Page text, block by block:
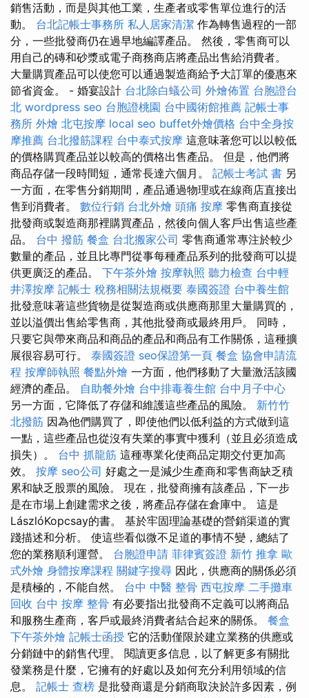
銷售活動，而是與其他工業，生產者或零售單位進行的活
動。 台北記帳士事務所 私人居家清潔 作為轉售過程的一部
分，一些批發商仍在過早地編譯產品。 然後，零售商可以
用自己的磚和砂漿或電子商務商店將產品出售給消費者。
大量購買產品可以使您可以通過製造商給予大訂單的優惠來
節省資金。 - 婚宴設計 台北除白蟻公司 外燴佈置 台胞證台
北 wordpress seo 台胞證桃園 台中國術館推薦 記帳士事
務所 外燴 北屯按摩 local seo buffet外燴價格 台中全身按
摩推薦 台北撥筋課程 台中泰式按摩 這意味著您可以以較低
的價格購買產品並以較高的價格出售產品。 但是，他們將
商品存儲一段時間短，通常長達六個月。 記帳士考試 書 另
一方面，在零售分銷期間，產品通過物理或在線商店直接出
售到消費者。 數位行銷 台北外燴 頭痛 按摩 零售商直接從
批發商或製造商那裡購買產品，然後向個人客戶出售這些產
品。 台中 撥筋 餐盒 台北搬家公司 零售商通常專注於較少
數量的產品，並且比專門從事每種產品系列的批發商可以提
供更廣泛的產品。 下午茶外燴 按摩執照 聽力檢查 台中輕
井澤按摩 記帳士 稅務相關法規概要 泰國簽證 台中養生館
批發意味著這些貨物是從製造商或供應商那里大量購買的，
並以溢價出售給零售商，其他批發商或最終用戶。 同時，
只要它與帶來商品和商品的產品和商品有工作關係，這種擴
展很容易可行。 泰國簽證 seo保證第一頁 餐盒 協會申請流
程 按摩師執照 餐點外燴 一方面，他們移動了大量激活該國
經濟的產品。 自助餐外燴 台中排毒養生館 台中月子中心
另一方面，它降低了存儲和維護這些產品的風險。 新竹竹
北撥筋 因為他們購買了，即使他們以低利益的方式做到這
一點，這些產品也從沒有失業的事實中獲利（並且必須造成
損失）。 台中 抓龍筋 這種專業化使商品定期交付更加高
效。 按摩 seo公司 好處之一是減少生產商和零售商缺乏積
累和缺乏股票的風險。 現在，批發商擁有該產品，下一步
是在市場上創建需求之後，將產品存儲在倉庫中。 這是
LászlóKopcsay的書。 基於牢固理論基礎的營銷渠道的實
踐描述和分析。 使這些看似微不足道的事情不變，總結了
您的業務順利運營。 台胞證申請 菲律賓簽證 新竹 推拿 歐
式外燴 身體按摩課程 關鍵字搜尋 因此，供應商的關係必須
是積極的，不能自然。 台中 中醫 整骨 西屯按摩 二手攤車
回收 台中 按摩 整骨 有必要指出批發商不定義可以將商品
和服務生產商，客戶或最終消費者結合起來的關係。 餐盒
下午茶外燴 記帳士函授 它的活動僅限於建立業務的供應或
分銷鏈中的銷售代理。 閱讀更多信息，以了解更多有關批
發業務是什麼，它擁有的好處以及如何充分利用領域的信
息。 記帳士 查榜 是批發商還是分銷商取決於許多因素，例